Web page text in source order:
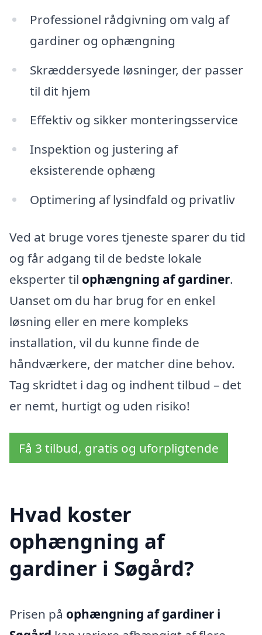
Professionel rådgivning om valg af
gardiner og ophængning
Skræddersyede løsninger, der passer
til dit hjem
Effektiv og sikker monteringsservice
Inspektion og justering af
eksisterende ophæng
Optimering af lysindfald og privatliv
Ved at bruge vores tjeneste sparer du tid
og får adgang til de bedste lokale
eksperter til ophængning af gardiner.
Uanset om du har brug for en enkel
løsning eller en mere kompleks
installation, vil du kunne finde de
håndværkere, der matcher dine behov.
Tag skridtet i dag og indhent tilbud – det
er nemt, hurtigt og uden risiko!
Få 3 tilbud, gratis og uforpligtende
Hvad koster
ophængning af
gardiner i Søgård?
Prisen på ophængning af gardiner i